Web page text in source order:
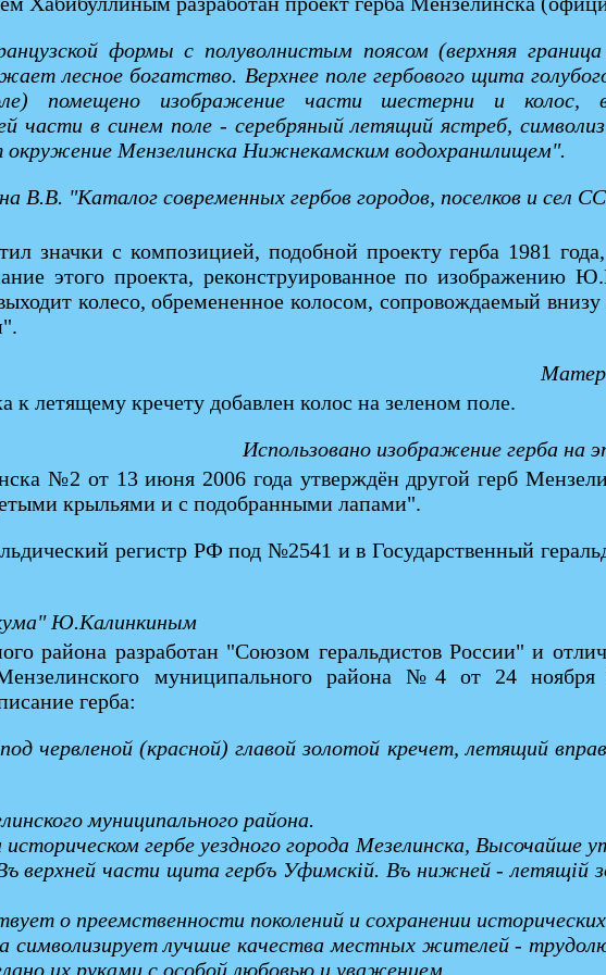
формы с полуволнистым поясом (верхняя
лесное богатство. Верхнее поле гербового щита
помещено изображение части шестерни и колос,
части в синем поле - серебряный летящий ястреб,
окружение Мензелинска Нижнекамским водохранилищем".
В.В. "Каталог современных гербов городов, поселков и сел
значки с композицией, подобной проекту герба 1981
этого проекта, реконструированное по изображению
колесо, обремененное колосом, сопровождаемый
летящему кречету добавлен колос на зеленом поле.
Использовано изображение герба на
№2 от 13 июня 2006 года утверждён другой герб
крыльями и с подобранными лапами".
регистр РФ под №2541 и в Государственный
Ю.Калинкиным
района разработан "Союзом геральдистов России" и
муниципального района №4 от 24 ноября
герба:
червленой (красной) главой золотой кречет, летящий
муниципального района.
историческом гербе уездного города Мезелинcка,
верхней части щита гербъ Уфимскiй. Въ нижней - летящiй
о преемственности поколений и сохранении
символизирует лучшие качества местных жителей -
их руками с особой любовью и уважением.